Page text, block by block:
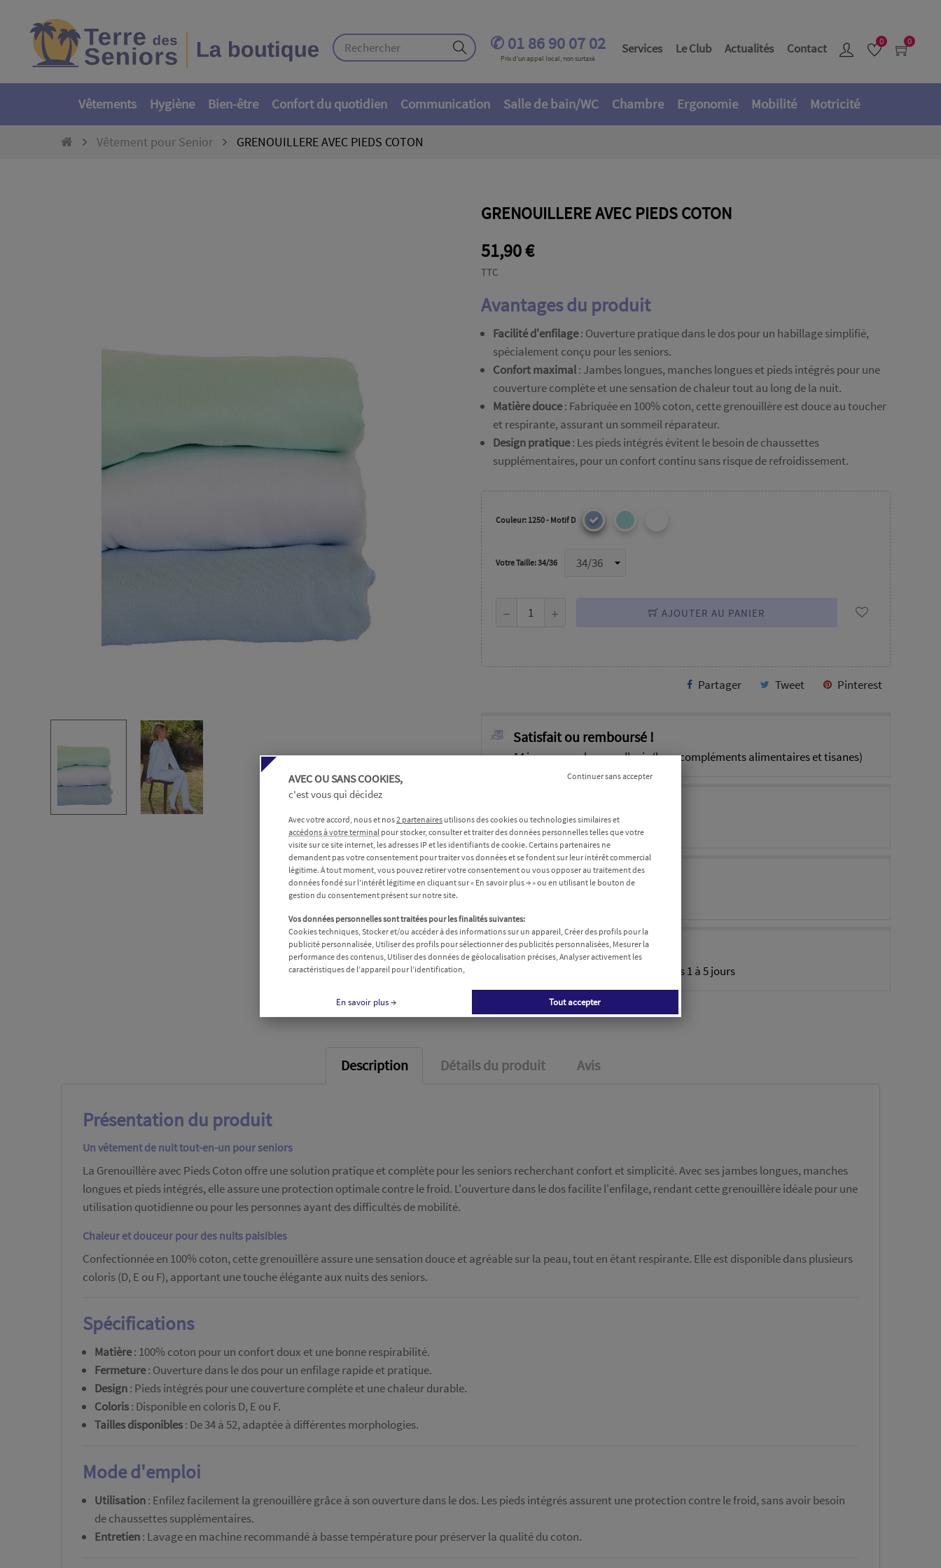
✆ 01 86 90 07 02
Prix d'un appel local, non surtaxé
Services Le Club Actualités Contact 0 0
Vêtements Hygiène Bien-être Confort du quotidien Communication Salle de bain/WC Chambre Ergonomie Mobilité Motricité
Vêtement pour Senior GRENOUILLERE AVEC PIEDS COTON
GRENOUILLERE AVEC PIEDS COTON
51,90 €
TTC
Avantages du produit
Facilité d'enfilage: Ouverture pratique dans le dos pour un habillage simplifié,
spécialement conçu pour les seniors.
Confort maximal: Jambes longues, manches longues et pieds intégrés pour une
couverture complète et une sensation de chaleur tout au long de la nuit.
Matière douce: Fabriquée en 100% coton, cette grenouillère est douce au toucher
et respirante, assurant un sommeil réparateur.
Design pratique: Les pieds intégrés évitent le besoin de chaussettes
supplémentaires, pour un confort continu sans risque de refroidissement.
Couleur: 1250 - Motif D
Votre Taille: 34/36
AJOUTER AU PANIER
Partager Tweet Pinterest
Satisfait ou remboursé !
14 jours pour changer d'avis (hors compléments alimentaires et tisanes)
Appelez-nous au 01 86 90 07 02
Paiement sécurisé
Livraison rapide à domicile
Votre commande est expédiée sous 1 à 5 jours
Description Détails du produit Avis
Présentation du produit
Un vêtement de nuit tout-en-un pour seniors
La Grenouillère avec Pieds Coton offre une solution pratique et complète pour les seniors recherchant confort et simplicité. Avec ses jambes longues, manches
longues et pieds intégrés, elle assure une protection optimale contre le froid. L'ouverture dans le dos facilite l'enfilage, rendant cette grenouillère idéale pour une
utilisation quotidienne ou pour les personnes ayant des difficultés de mobilité.
Chaleur et douceur pour des nuits paisibles
Confectionnée en 100% coton, cette grenouillère assure une sensation douce et agréable sur la peau, tout en étant respirante. Elle est disponible dans plusieurs
coloris (D, E ou F), apportant une touche élégante aux nuits des seniors.
Spécifications
Matière: 100% coton pour un confort doux et une bonne respirabilité.
Fermeture: Ouverture dans le dos pour un enfilage rapide et pratique.
Design: Pieds intégrés pour une couverture complète et une chaleur durable.
Coloris: Disponible en coloris D, E ou F.
Tailles disponibles: De 34 à 52, adaptée à différentes morphologies.
Mode d'emploi
Utilisation: Enfilez facilement la grenouillère grâce à son ouverture dans le dos. Les pieds intégrés assurent une protection contre le froid, sans avoir besoin
de chaussettes supplémentaires.
Entretien: Lavage en machine recommandé à basse température pour préserver la qualité du coton.
AVEC OU SANS COOKIES,
c'est vous qui décidez
Continuer sans accepter
Avec votre accord, nous et nos2 partenaires utilisons des cookies ou technologies similaires et
accédons à votre terminal pour stocker, consulter et traiter des données personnelles telles que votre
visite sur ce site internet, les adresses IP et les identifiants de cookie. Certains partenaires ne
demandent pas votre consentement pour traiter vos données et se fondent sur leur intérêt commercial
légitime. À tout moment, vous pouvez retirer votre consentement ou vous opposer au traitement des
données fondé sur l'intérêt légitime en cliquant sur « En savoir plus → » ou en utilisant le bouton de
gestion du consentement présent sur notre site.
Vos données personnelles sont traitées pour les finalités suivantes:
Cookies techniques, Stocker et/ou accéder à des informations sur un appareil, Créer des profils pour la
publicité personnalisée, Utiliser des profils pour sélectionner des publicités personnalisées, Mesurer la
performance des contenus, Utiliser des données de géolocalisation précises, Analyser activement les
caractéristiques de l’appareil pour l’identification,
En savoir plus → Tout accepter